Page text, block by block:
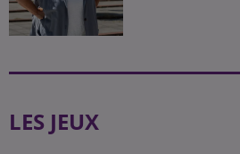
LES JEUX